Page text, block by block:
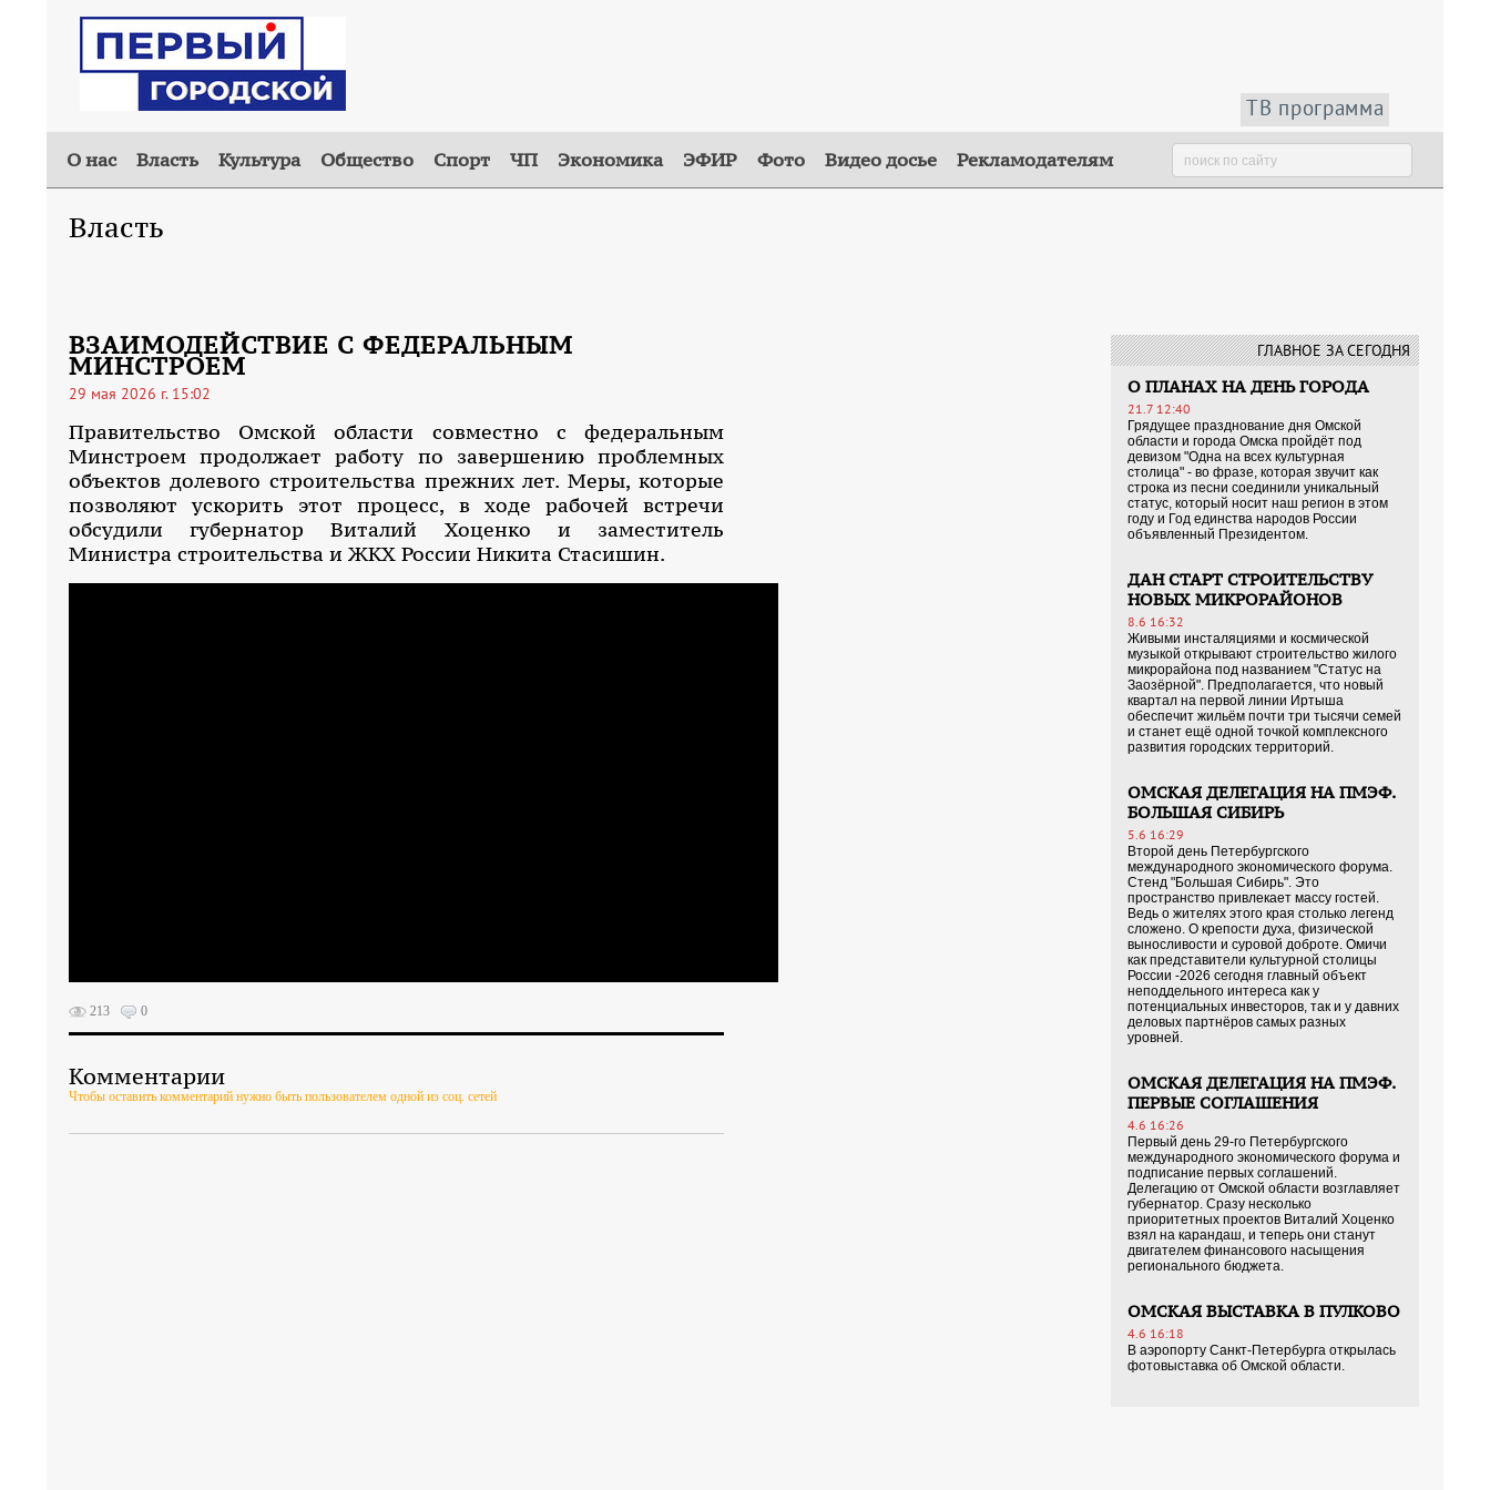
ТВ программа
О нас Власть Культура Общество Спорт ЧП Экономика ЭФИР Фото Видео досье Рекламодателям
Власть
ВЗАИМОДЕЙСТВИЕ С ФЕДЕРАЛЬНЫМ
МИНСТРОЕМ
29 мая 2026 г. 15:02
Правительство Омской области совместно с федеральным
Минстроем продолжает работу по завершению проблемных
объектов долевого строительства прежних лет. Меры, которые
позволяют ускорить этот процесс, в ходе рабочей встречи
обсудили губернатор Виталий Хоценко и заместитель
Министра строительства и ЖКХ России Никита Стасишин.
213 0
Комментарии
Чтобы оставить комментарий нужно быть пользователем одной из соц. сетей
ГЛАВНОЕ ЗА СЕГОДНЯ
О ПЛАНАХ НА ДЕНЬ ГОРОДА
21.7 12:40
Грядущее празднование дня Омской
области и города Омска пройдёт под
девизом "Одна на всех культурная
столица" - во фразе, которая звучит как
строка из песни соединили уникальный
статус, который носит наш регион в этом
году и Год единства народов России
объявленный Президентом.
ДАН СТАРТ СТРОИТЕЛЬСТВУ
НОВЫХ МИКРОРАЙОНОВ
8.6 16:32
Живыми инсталяциями и космической
музыкой открывают строительство жилого
микрорайона под названием "Статус на
Заозёрной". Предполагается, что новый
квартал на первой линии Иртыша
обеспечит жильём почти три тысячи семей
и станет ещё одной точкой комплексного
развития городских территорий.
ОМСКАЯ ДЕЛЕГАЦИЯ НА ПМЭФ.
БОЛЬШАЯ СИБИРЬ
5.6 16:29
Второй день Петербургского
международного экономического форума.
Стенд "Большая Сибирь". Это
пространство привлекает массу гостей.
Ведь о жителях этого края столько легенд
сложено. О крепости духа, физической
выносливости и суровой доброте. Омичи
как представители культурной столицы
России -2026 сегодня главный объект
неподдельного интереса как у
потенциальных инвесторов, так и у давних
деловых партнёров самых разных
уровней.
ОМСКАЯ ДЕЛЕГАЦИЯ НА ПМЭФ.
ПЕРВЫЕ СОГЛАШЕНИЯ
4.6 16:26
Первый день 29-го Петербургского
международного экономического форума и
подписание первых соглашений.
Делегацию от Омской области возглавляет
губернатор. Сразу несколько
приоритетных проектов Виталий Хоценко
взял на карандаш, и теперь они станут
двигателем финансового насыщения
регионального бюджета.
ОМСКАЯ ВЫСТАВКА В ПУЛКОВО
4.6 16:18
В аэропорту Санкт-Петербурга открылась
фотовыставка об Омской области.